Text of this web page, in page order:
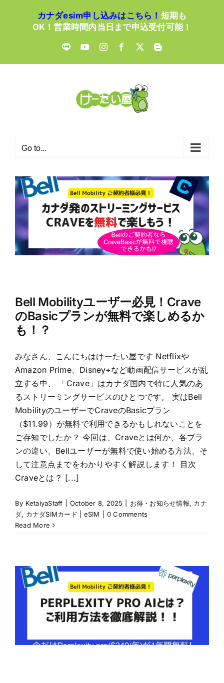
カナダesim申し込みはこちら！ 短期も
OK！営業時間内当日まで申込受付可能！
LINE YouTubeInstagramFacebook
X Blogger
Go to...
Bell Mobilityユーザー必見！Crave
のBasicプランが無料で楽しめるか
も！？
みなさん、こんにちはけーたい屋です Netflixや
Amazon Prime、Disney+など動画配信サービスが乱
立する中、 「Crave」はカナダ国内で特に人気のあ
るストリーミングサービスのひとつです。 実はBell
MobilityのユーザーでCraveのBasicプラン
（$11.99）が無料で利用できるかもしれないことを
ご存知でしたか？ 今回は、Craveとは何か、各プラ
ンの違い、Bellユーザーが無料で使い始める方法、そ
して注意点までをわかりやすく解説します！ 目次
Craveとは？ [...]
By KetaiyaStaff October 8, 2025 お得・お知らせ情報, カナ
ダ, カナダSIMカード | eSIM
0 Comments
Read More